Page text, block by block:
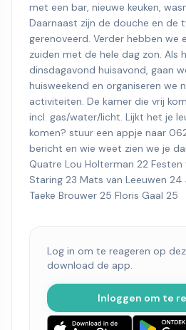
met een bar, nieuwe keuken,
Daarnaast zijn de douche en de
gerenoveerd. Verder hebben we
zuiden met de hele dag zon. Als
dinsdagavond huisavond, gaan
huisweekend en organiseren we
activiteiten. De kamer die vrij
incl. gas/water/licht. Lijkt het je
komen? stuur een appje naar
bericht en wie weet zien we je
Quatre Lou Holterman 22 Festen
Staring 23 Mats van Leeuwen
Taeke Brouwer 25 Floris Gaal 25
Log in om te reageren op
download de app.
Inloggen om te